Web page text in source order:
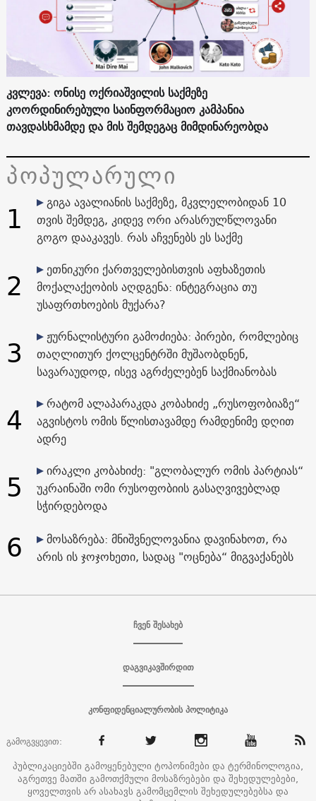
კვლევა: ონისე ოქრიაშვილის საქმეზე
კოორდინირებული საინფორმაციო კამპანია
თავდასხმამდე და მის შემდეგაც მიმდინარეობდა
პოპულარული
1
გიგა ავალიანის საქმეზე, მკვლელობიდან 10
თვის შემდეგ, კიდევ ორი არასრულწლოვანი
გოგო დააკავეს. რას აჩვენებს ეს საქმე
2
ეთნიკური ქართველებისთვის აფხაზეთის
მოქალაქეობის აღდგენა: ინტეგრაცია თუ
უსაფრთხოების მუქარა?
3
ჟურნალისტური გამოძიება: პირები, რომლებიც
თაღლითურ ქოლცენტრში მუშაობდნენ,
სავარაუდოდ, ისევ აგრძელებენ საქმიანობას
4
რატომ ალაპარაკდა კობახიძე „რუსოფობიაზე“
აგვისტოს ომის წლისთავამდე რამდენიმე დღით
ადრე
5
ირაკლი კობახიძე: "გლობალურ ომის პარტიას“
უკრაინაში ომი რუსოფობიის გასაღვივებლად
სჭირდებოდა
6
მოსაზრება: მნიშვნელოვანია დავინახოთ, რა
არის ის ჯოჯოხეთი, სადაც "ოცნება“ მიგვაქანებს
ჩვენ შესახებ
დაგვიკავშირდით
კონფიდენციალურობის პოლიტიკა
გამოგვყევით:
პუბლიკაციებში გამოყენებული ტოპონიმები და ტერმინოლოგია,
აგრეთვე მათში გამოთქმული მოსაზრებები და შეხედულებები,
ყოველთვის არ ასახავს გამომცემლის შეხედულებებსა და